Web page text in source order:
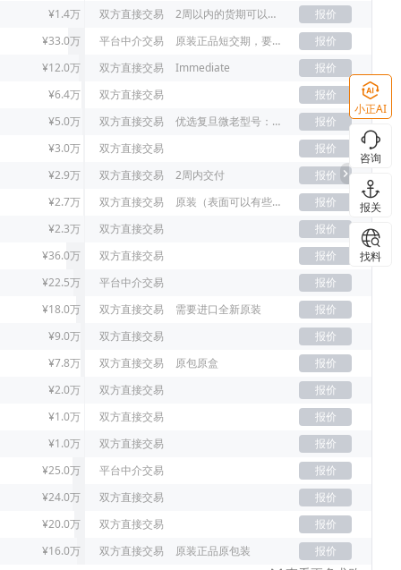
¥1.4万 双方直接交易 2周以内的货期可以接受
报价
¥33.0万 平台中介交易 原装正品短交期，要原装21+已上
报价
¥12.0万 双方直接交易 Immediate
报价
¥6.4万 双方直接交易
报价
¥5.0万 双方直接交易 优选复旦微老型号：FM33LE026，没货新型号FM33L026D
报价
¥3.0万 双方直接交易
报价
¥2.9万 双方直接交易 2周内交付
报价
¥2.7万 双方直接交易 原装（表面可以有些许刮痕）
报价
¥2.3万 双方直接交易
报价
¥36.0万 双方直接交易
报价
¥22.5万 平台中介交易
报价
¥18.0万 双方直接交易 需要进口全新原装
报价
¥9.0万 双方直接交易
报价
¥7.8万 双方直接交易 原包原盒
报价
¥2.0万 双方直接交易
报价
¥1.0万 双方直接交易
报价
¥1.0万 双方直接交易
报价
¥25.0万 平台中介交易
报价
¥24.0万 双方直接交易
报价
¥20.0万 双方直接交易
报价
¥16.0万 双方直接交易 原装正品原包装 报价
小正AI
咨询
报关
找料